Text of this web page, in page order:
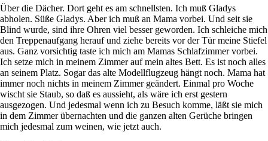
Über die Dächer. Dort geht es am schnellsten. Ich muß Gladys
abholen. Süße Gladys. Aber ich muß an Mama vorbei. Und seit sie
Blind wurde, sind ihre Ohren viel besser geworden. Ich schleiche mich
den Treppenaufgang herauf und ziehe bereits vor der Tür meine Stiefel
aus. Ganz vorsichtig taste ich mich am Mamas Schlafzimmer vorbei.
Ich setze mich in meinem Zimmer auf mein altes Bett. Es ist noch alles
an seinem Platz. Sogar das alte Modellflugzeug hängt noch. Mama hat
immer noch nichts in meinem Zimmer geändert. Einmal pro Woche
wischt sie Staub, so daß es aussieht, als wäre ich erst gestern
ausgezogen. Und jedesmal wenn ich zu Besuch komme, läßt sie mich
in dem Zimmer übernachten und die ganzen alten Gerüche bringen
mich jedesmal zum weinen, wie jetzt auch.